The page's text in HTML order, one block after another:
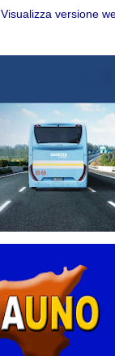
Visualizza versione